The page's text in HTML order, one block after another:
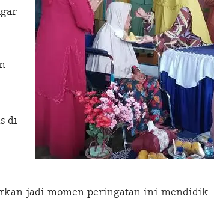
di
jadi momen peringatan ini mendidik